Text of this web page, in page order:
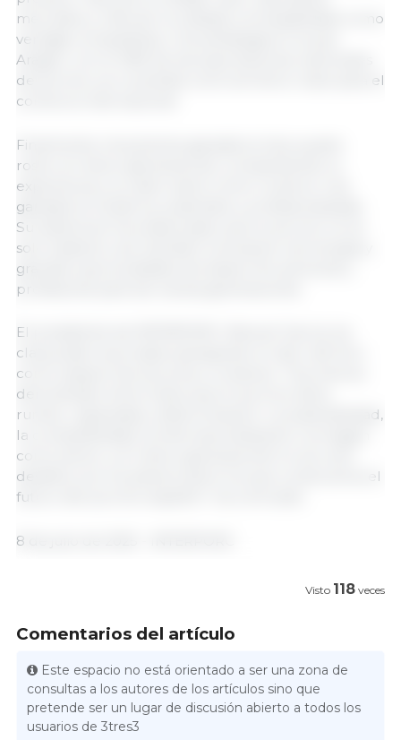
mercados y reforzar la calidad y la trazabilidad como
ventajas competitivas. Una estrategia en la que
Aragón, con el 29% de las exportaciones nacionales
de porcino, se consolida como territorio clave para el
comercio internacional.
Finalmente, tres jóvenes ganaderos han puesto
rostro al relevo generacional, compartiendo su
experiencia y su visión sobre cómo construir una
ganadería moderna, sostenible y profesionalizada.
Su testimonio ha evidenciado que el porcino no es
solo tradición, sino también innovación, tecnología y
grandes oportunidades de desarrollo personal y
profesional para las nuevas generaciones.
El presidente de INTERPORC, Manuel García, ha
clausurado la jornada subrayando el valor del foro
como espacio de escucha y consenso. “Hoy hemos
demostrado entre todos que el porcino tiene
rumbo, capacidad y determinación. La sostenibilidad,
la competitividad, la internacionalización, la imagen
como sector y el relevo generacional no son solo
desafíos; son los pilares sobre los que construimos el
futuro del porcino español”, ha concluido.
8 de julio de 2025 - INTERPORC
Visto 118 veces
Comentarios del artículo
Este espacio no está orientado a ser una zona de
consultas a los autores de los artículos sino que
pretende ser un lugar de discusión abierto a todos los
usuarios de 3tres3